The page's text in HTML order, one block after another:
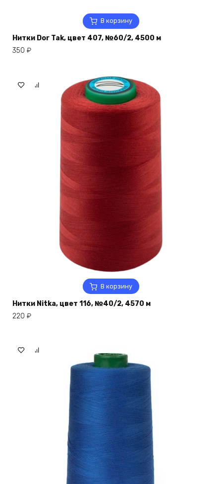
В корзину
Нитки Dor Tak, цвет 407, №60/2, 4500 м
350 ₽
В корзину
Нитки Nitka, цвет 116, №40/2, 4570 м
220 ₽